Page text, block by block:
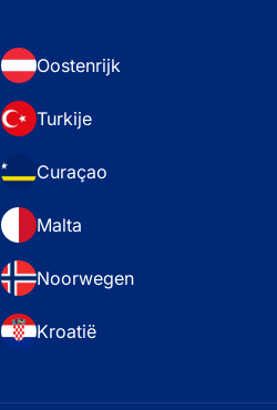
Oostenrijk
Turkije
Curaçao
Malta
Noorwegen
Kroatië